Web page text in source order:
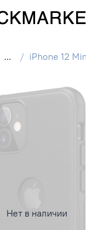
... iPhone 12
Нет в наличии